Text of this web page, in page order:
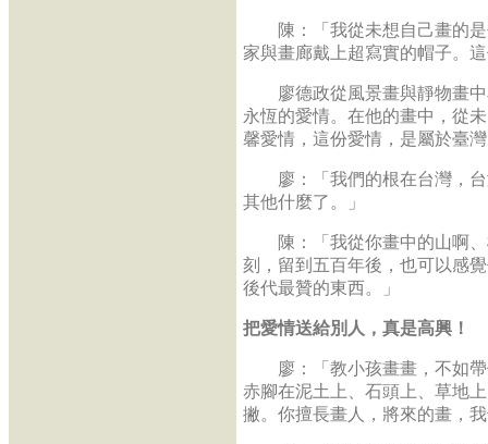
陳：「我從未想自己畫的是
家與畫廊戴上超寫實的帽子。
廖德政從風景畫與靜物畫中
永恆的愛情。在他的畫中，從
馨愛情，這份愛情，是屬於臺
廖：「我們的根在台灣，台
其他什麼了。」
陳：「我從你畫中的山啊、
刻，留到五百年後，也可以感
後代最贊的東西。」
把愛情送給別人，真是高興！
廖：「教小孩畫畫，不如帶
赤腳在泥土上、石頭上、草地
撇。你擅長畫人，將來的畫，